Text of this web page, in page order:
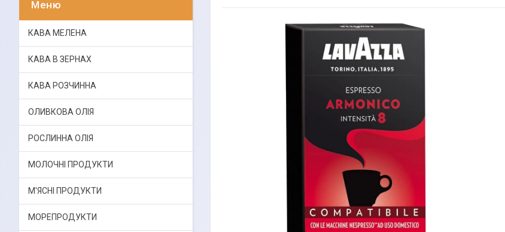
КАВА МЕЛЕНА
КАВА В ЗЕРНАХ
КАВА РОЗЧИННА
ОЛИВКОВА ОЛІЯ
РОСЛИННА ОЛІЯ
МОЛОЧНІ ПРОДУКТИ
М'ЯСНІ ПРОДУКТИ
МОРЕПРОДУКТИ